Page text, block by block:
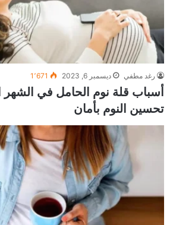
رغد مطفي ديسمبر 6, 2023 1٬671
أسباب قلة نوم الحامل في
تحسين النوم بأمان